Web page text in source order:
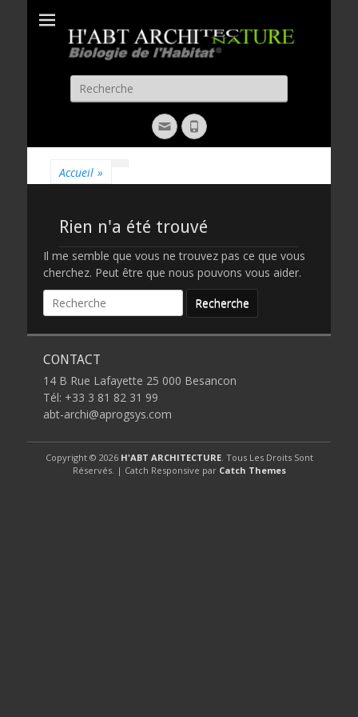
H'ABT
ARCHITECTURE
Recherche
pour:
EmailPhone
Accueil »
Rien n'a été trouvé
Il me semble que vous ne trouvez pas ce que vous
cherchez. Peut être que nous pouvons vous aider.
Recherche
pour:
CONTACT
14 B Rue Lafayette 25 000 Besancon
Tél: +33 3 81 82 31 99
abt-archi@aprogsys.com
Copyright © 2026 H'ABT ARCHITECTURE. Tous Les Droits Sont
Réservés. | Catch Responsive par Catch Themes